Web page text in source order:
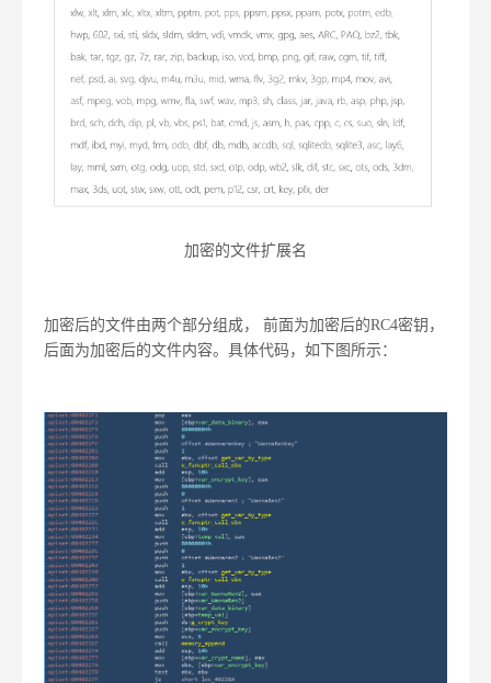
加密的文件扩展名
加密后的文件由两个部分组成， 前面为加密后的RC4密钥，
后面为加密后的文件内容。具体代码，如下图所示：